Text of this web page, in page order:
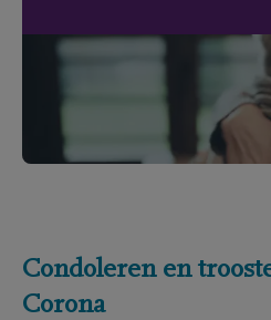
Condoleren en
Corona